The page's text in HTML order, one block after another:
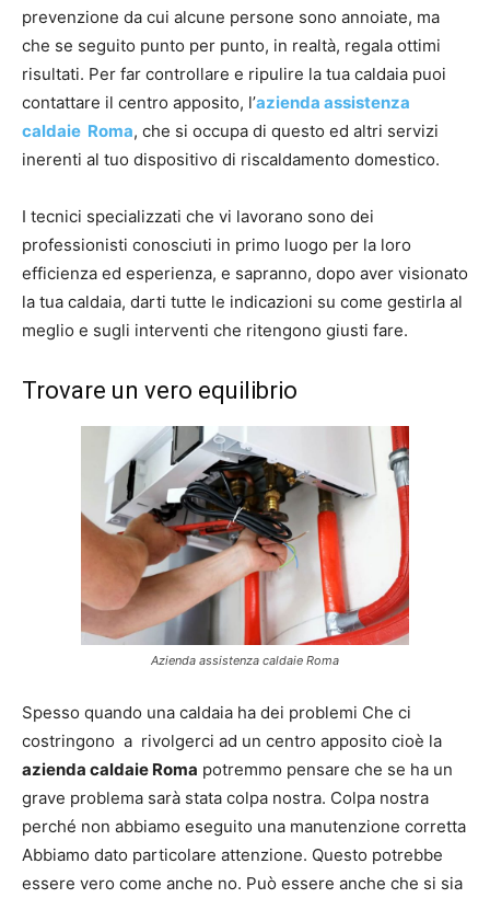
prevenzione da cui alcune persone sono annoiate, ma
che se seguito punto per punto, in realtà, regala ottimi
risultati. Per far controllare e ripulire la tua caldaia puoi
contattare il centro apposito, l’azienda assistenza
caldaie Roma, che si occupa di questo ed altri servizi
inerenti al tuo dispositivo di riscaldamento domestico.
I tecnici specializzati che vi lavorano sono dei
professionisti conosciuti in primo luogo per la loro
efficienza ed esperienza, e sapranno, dopo aver visionato
la tua caldaia, darti tutte le indicazioni su come gestirla al
meglio e sugli interventi che ritengono giusti fare.
Trovare un vero equilibrio
Azienda assistenza caldaie Roma
Spesso quando una caldaia ha dei problemi Che ci
costringono a rivolgerci ad un centro apposito cioè la
azienda caldaie Roma potremmo pensare che se ha un
grave problema sarà stata colpa nostra. Colpa nostra
perché non abbiamo eseguito una manutenzione corretta
Abbiamo dato particolare attenzione. Questo potrebbe
essere vero come anche no. Può essere anche che si sia